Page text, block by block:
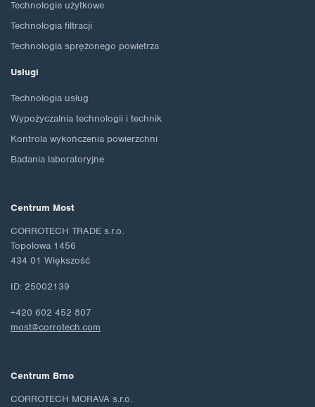
Technologie użytkowe
Technologia filtracji
Technologia sprężonego powietrza
Usługi
Technologia usług
Wypożyczalnia technologii i technik
Kontrola wykończenia powierzchni
Badania laboratoryjne
Centrum Most
CORROTECH TRADE s.r.o.
Topolowa 1456
434 01 Większość
ID: 25002139
+420 602 452 807
most@corrotech.com
Centrum Brno
CORROTECH MORAVA s.r.o.